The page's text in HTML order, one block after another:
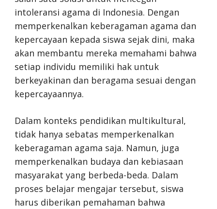
intoleransi agama di Indonesia. Dengan
memperkenalkan keberagaman agama dan
kepercayaan kepada siswa sejak dini, maka
akan membantu mereka memahami bahwa
setiap individu memiliki hak untuk
berkeyakinan dan beragama sesuai dengan
kepercayaannya.
Dalam konteks pendidikan multikultural,
tidak hanya sebatas memperkenalkan
keberagaman agama saja. Namun, juga
memperkenalkan budaya dan kebiasaan
masyarakat yang berbeda-beda. Dalam
proses belajar mengajar tersebut, siswa
harus diberikan pemahaman bahwa